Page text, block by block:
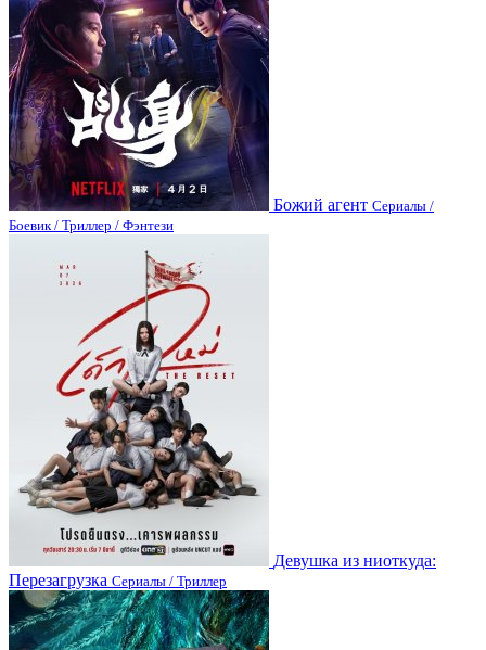
Божий агент Сериалы /
Боевик / Триллер / Фэнтези
Девушка из ниоткуда:
Перезагрузка Сериалы / Триллер